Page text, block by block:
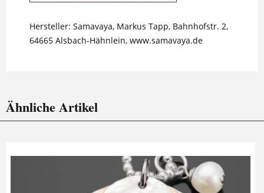
Hersteller: Samavaya, Markus Tapp, Bahnhofstr. 2,
64665 Alsbach-Hähnlein, www.samavaya.de
Ähnliche Artikel